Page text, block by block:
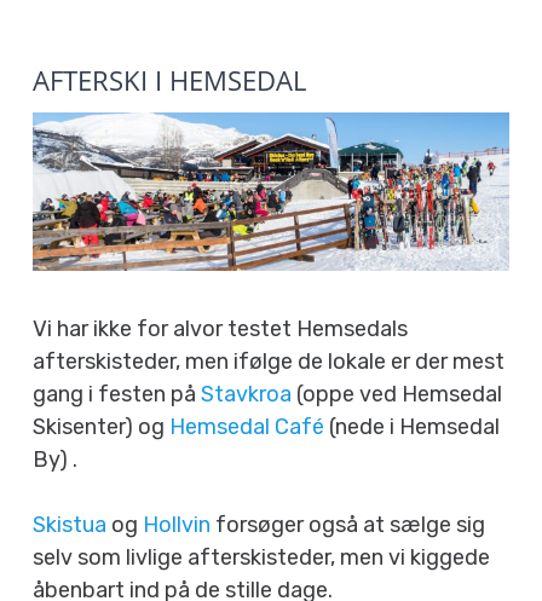
AFTERSKI I HEMSEDAL
Vi har ikke for alvor testet Hemsedals
afterskisteder, men ifølge de lokale er der mest
gang i festen på Stavkroa (oppe ved Hemsedal
Skisenter) og Hemsedal Café (nede i Hemsedal
By) .
Skistua og Hollvin forsøger også at sælge sig
selv som livlige afterskisteder, men vi kiggede
åbenbart ind på de stille dage.